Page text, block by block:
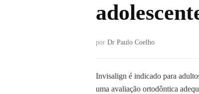
por Dr Paulo Coelho
Invisalign é indicado para
uma avaliação ortodôntica